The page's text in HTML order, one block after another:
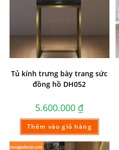
Tủ kính trưng bày trang sức
đồng hồ DH052
5.600.000 ₫
Thêm vào giỏ hàng